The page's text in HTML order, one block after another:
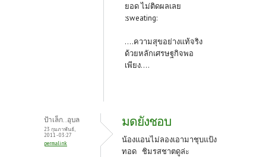
ยอด ไม่ติดผลเลย
:sweating:
....ความสุขอย่างแท้จริง
ด้วยหลักเศรษฐกิจพอ
เพียง....
ป้าเล็ก..อุบล
23 กุมภาพันธ์,
2011 - 03:27
permalink
มดยังชอบ
น้องแอนไม่ลองเอามาชุบแป้ง
ทอด ชิมรสชาตดูล่ะ